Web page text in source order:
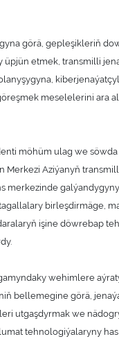
görä, gepleşikleriň
üpjün etmek, transmilli
meselelerini ara
möhüm ulag we
Merkezi Aziýanyň
merkezinde
birleşdirmäge,
işine döwrebap
wehimlere
bellemegine görä,
utgaşdyrmak we
tehnologiýalaryny